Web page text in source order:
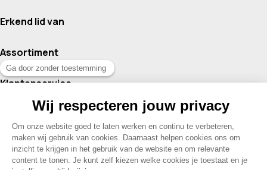
Erkend lid van
Assortiment
Klantenservice
Contact
© 2026 Drogisterij Het Geheim | Alle rechten voorbehouden |
Webdesign en hosting door Madoo|Sitemap